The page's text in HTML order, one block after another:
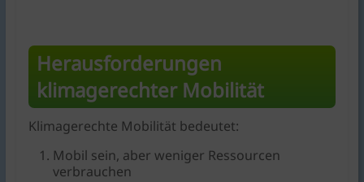
Herausforderungen
klimagerechter Mobilität
Klimagerechte Mobilität bedeutet:
Mobil sein, aber weniger Ressourcen
verbrauchen